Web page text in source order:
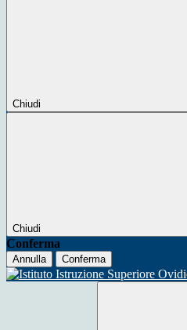
Chiudi
Chiudi
Conferma
Annulla Conferma